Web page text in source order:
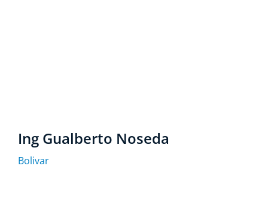
Ing Gualberto Noseda
Bolivar